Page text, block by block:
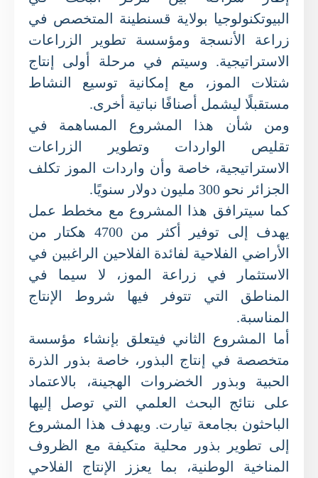
البيوتكنولوجيا بولاية قسنطينة المتخصص في
زراعة الأنسجة ومؤسسة تطوير الزراعات
الاستراتيجية. وسيتم في مرحلة أولى إنتاج
شتلات الموز، مع إمكانية توسيع النشاط
مستقبلًا ليشمل أصنافًا نباتية أخرى.
ومن شأن هذا المشروع المساهمة في
تقليص الواردات وتطوير الزراعات
الاستراتيجية، خاصة وأن واردات الموز تكلف
الجزائر نحو 300 مليون دولار سنويًا.
كما سيترافق هذا المشروع مع مخطط عمل
يهدف إلى توفير أكثر من 4700 هكتار من
الأراضي الفلاحية لفائدة الفلاحين الراغبين في
الاستثمار في زراعة الموز، لا سيما في
المناطق التي تتوفر فيها شروط الإنتاج
المناسبة.
أما المشروع الثاني فيتعلق بإنشاء مؤسسة
متخصصة في إنتاج البذور، خاصة بذور الذرة
الحبية وبذور الخضروات الهجينة، بالاعتماد
على نتائج البحث العلمي التي توصل إليها
الباحثون بجامعة تيارت. ويهدف هذا المشروع
إلى تطوير بذور محلية متكيفة مع الظروف
المناخية الوطنية، بما يعزز الإنتاج الفلاحي